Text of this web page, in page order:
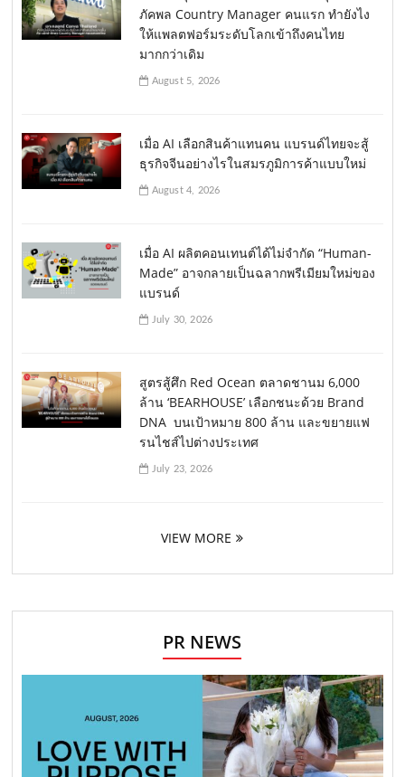
ภัคพล Country Manager คนแรก ทำยังไง
ให้แพลตฟอร์มระดับโลกเข้าถึงคนไทย
มากกว่าเดิม
August 5, 2026
เมื่อ AI เลือกสินค้าแทนคน แบรนด์ไทยจะสู้
ธุรกิจจีนอย่างไรในสมรภูมิการค้าแบบใหม่
August 4, 2026
เมื่อ AI ผลิตคอนเทนต์ได้ไม่จำกัด “Human-
Made” อาจกลายเป็นฉลากพรีเมียมใหม่ของ
แบรนด์
July 30, 2026
สูตรสู้ศึก Red Ocean ตลาดชานม 6,000
ล้าน ‘BEARHOUSE’ เลือกชนะด้วย Brand
DNA บนเป้าหมาย 800 ล้าน และขยายแฟ
รนไชส์ไปต่างประเทศ
July 23, 2026
VIEW MORE
PR NEWS